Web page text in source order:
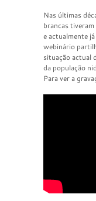
Nas últimas
brancas
e actualmente
webinário
situação actual
da população
Para ver a